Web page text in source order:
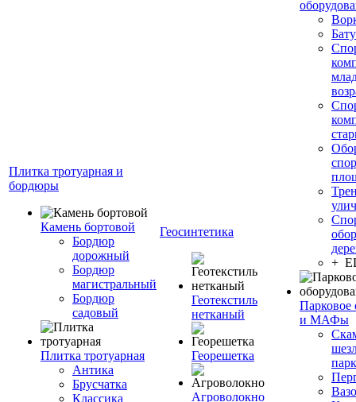
Плитка тротуарная и
бордюры
Камень бортовой
Бордюр
дорожный
Бордюр
магистральный
Бордюр
садовый
Плитка тротуарная
Антика
Брусчатка
Классика
Геосинтетика
Геотекстиль
нетканый
Георешетка
Агроволокно
+
Парковое
и МАФы